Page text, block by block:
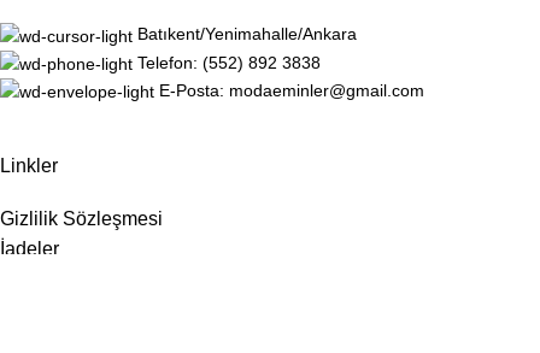
Batıkent/Yenimahalle/Ankara
Telefon: (552) 892 3838
E-Posta: modaeminler@gmail.com
Linkler
Gizlilik Sözleşmesi
İadeler